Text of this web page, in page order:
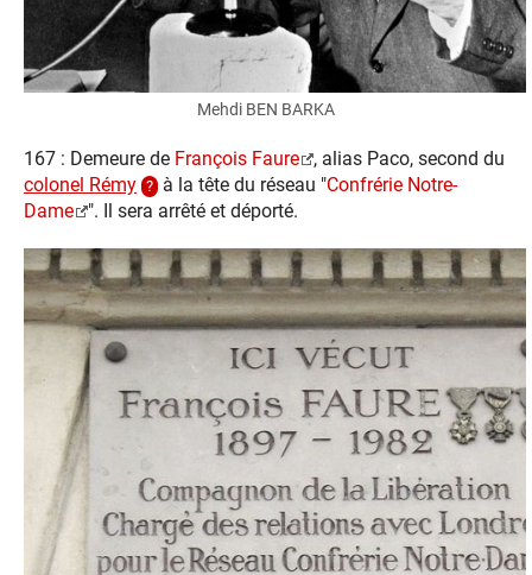
Mehdi BEN BARKA
167 : Demeure de François Faure
, alias Paco, second du
colonel Rémy
à la tête du réseau "Confrérie Notre-
Dame
". Il sera arrêté et déporté.